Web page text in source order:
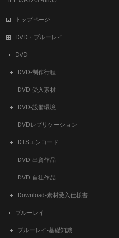
トップページ
DVD・ブルーレイ
DVD
DVD-制作行程
DVD-受入素材
DVD-設備環境
DVDレプリケーション
DTSエンコード
DVD-出資作品
DVD-自社作品
​Download-素材受入仕様書
ブルーレイ
ブルーレイ-基礎知識